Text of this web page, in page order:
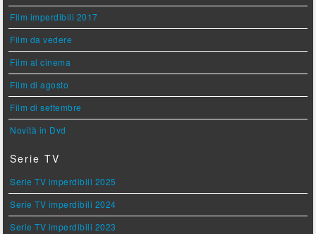
Film imperdibili 2017
Film da vedere
Film al cinema
Film di agosto
Film di settembre
Novità in Dvd
Serie TV
Serie TV imperdibili 2025
Serie TV imperdibili 2024
Serie TV imperdibili 2023